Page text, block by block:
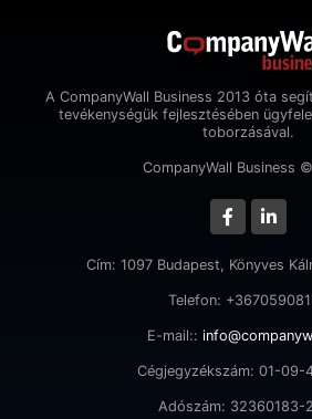
A CompanyWall Business 2013 óta
tevékenységük fejlesztésében
toborzásával.
CompanyWall Business
Cím: 1097 Budapest, Könyves
Telefon:
E-mail::
Cégjegyzékszám: 01-09-
Adószám: 32360183-